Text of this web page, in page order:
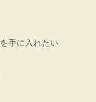
を手に入れたい